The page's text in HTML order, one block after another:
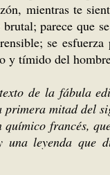
mientras te
parece que
se
tímido del
de la fábula
mitad del
francés,
leyenda